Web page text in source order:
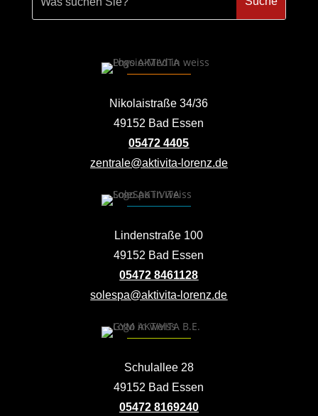
Nikolaistraße 34/36
49152 Bad Essen
05472 4405
zentrale@aktivita-lorenz.de
Lindenstraße 100
49152 Bad Essen
05472 8461128
solespa@aktivita-lorenz.de
Schulallee 28
49152 Bad Essen
05472 8169240